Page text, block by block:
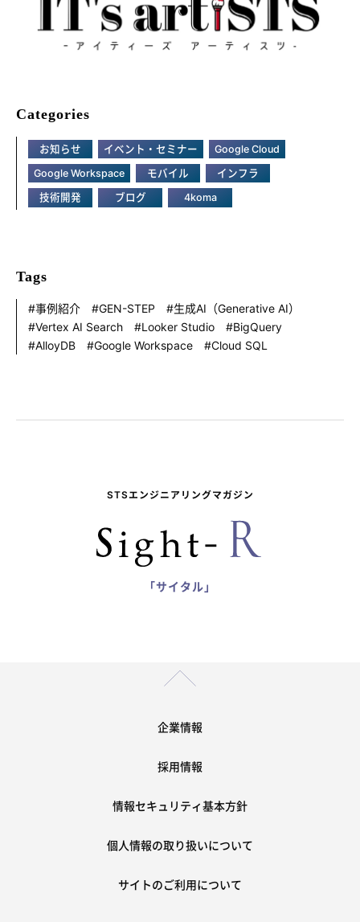
Categories
お知らせ イベント・セミナー Google Cloud
Google Workspace モバイル インフラ
技術開発 ブログ 4koma
Tags
事例紹介 GEN-STEP
生成AI（Generative AI）
Vertex AI Search
Looker Studio
BigQuery
AlloyDB
Google Workspace Cloud SQL
STSエンジニアリングマガジン
「サイタル」
企業情報
採用情報
情報セキュリティ基本方針
個人情報の取り扱いについて
サイトのご利用について